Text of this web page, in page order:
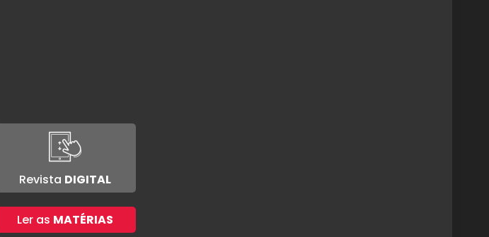
Revista DIGITAL
Ler as MATÉRIAS